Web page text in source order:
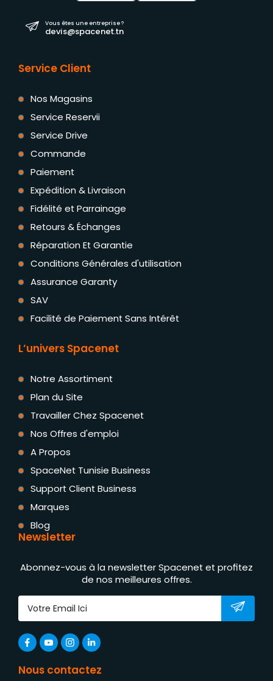
Vous êtes une entreprise ?
devis@spacenet.tn
Service Client
Nos Magasins
Service Reservii
Service Drive
Commande
Paiement
Expédition & Livraison
Fidélité et Parrainage
Retours & Échanges
Réparation Et Garantie
Conditions Générales d'utilisation
Assurance Garanty
SAV
Facilité de Paiement Sans Intérêt
L’univers Spacenet
Notre Assortiment
Plan du Site
Travailler Chez Spacenet
Nos Offres d'emploi
A Propos
SpaceNet Tunisie Business
Support Client Business
Marques
Blog
Newsletter
Abonnez-vous à la newsletter Spacenet et profitez
de nos meilleures offres.
Nous contactez